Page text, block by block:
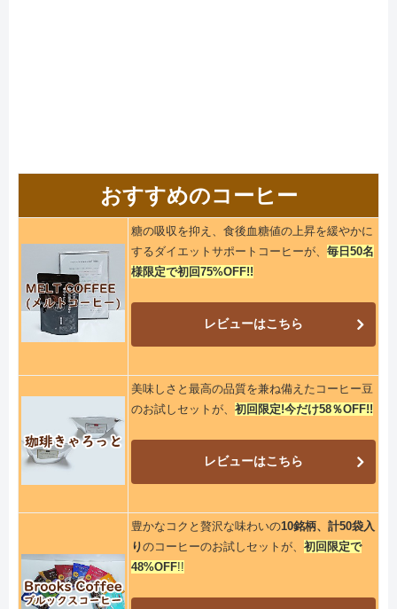
おすすめのコーヒー
糖の吸収を抑え、食後血糖値の上昇を緩やかに
するダイエットサポートコーヒーが、 毎日50名
様限定で初回75%OFF!!
レビューはこちら
美味しさと最高の品質を兼ね備えたコーヒー豆
のお試しセットが、 初回限定!今だけ58％OFF!!
レビューはこちら
豊かなコクと贅沢な味わいの10銘柄、計50袋入
りのコーヒーのお試しセットが、 初回限定で
48%OFF!!